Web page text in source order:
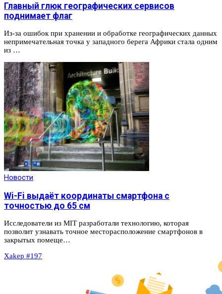
Главный глюк географических сервисов
поднимает флаг
Из-за ошибок при хранении и обработке географических данных
непримечательная точка у западного берега Африки стала одним
из …
Новости
Wi-Fi выдаёт координаты смартфона с
точностью до 65 см
Исследователи из MIT разработали технологию, которая
позволит узнавать точное месторасположение смартфонов в
закрытых помеще…
Xakep #197